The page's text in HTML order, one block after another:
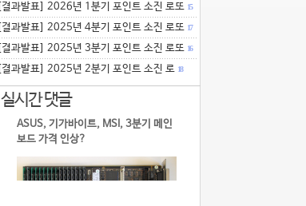
[결과발표] 2026년 1분기 포인트 소진 로또 15
[결과발표] 2025년 4분기 포인트 소진 로또 17
[결과발표] 2025년 3분기 포인트 소진 로또 16
[결과발표] 2025년 2분기 포인트 소진 로 18
실시간 댓글
실용적인 실외 거수자 파악용 CCTV, i
pTIME C500-Outdoor